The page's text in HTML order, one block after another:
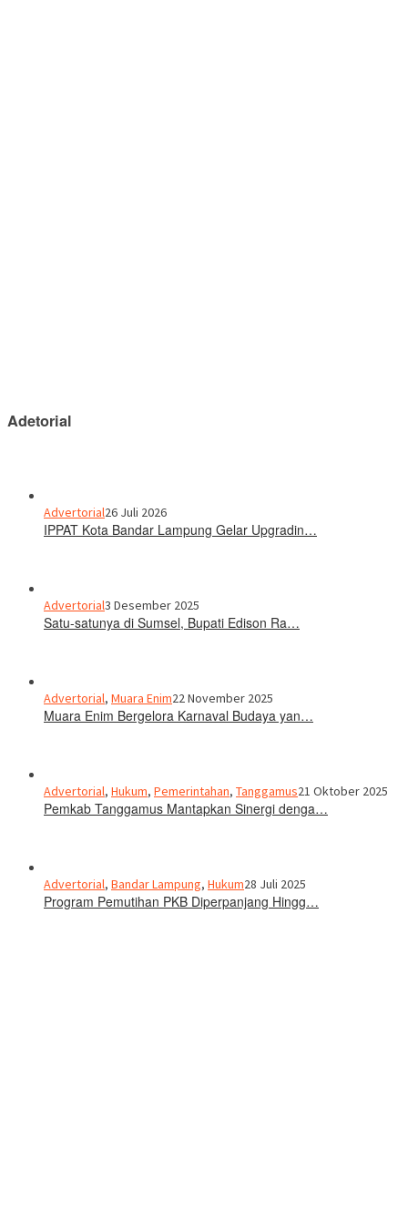
Adetorial
Advertorial26 Juli 2026
IPPAT Kota Bandar Lampung Gelar Upgradin…
Advertorial3 Desember 2025
Satu-satunya di Sumsel, Bupati Edison Ra…
Advertorial, Muara Enim22 November 2025
Muara Enim Bergelora Karnaval Budaya yan…
Advertorial, Hukum, Pemerintahan, Tanggamus21 Oktober 2025
Pemkab Tanggamus Mantapkan Sinergi denga…
Advertorial, Bandar Lampung, Hukum28 Juli 2025
Program Pemutihan PKB Diperpanjang Hingg…